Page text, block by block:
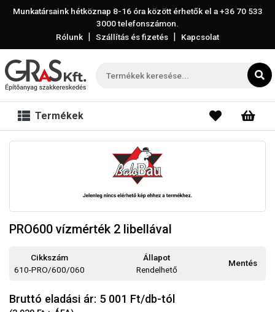
Munkatársaink hétköznap 8-16 óra között érhetők el a+36 70 533
3000telefonszámon.
Rólunk | Szállítás és fizetés | Kapcsolat
Termékek
PRO600 vízmérték 2 libellával
Cikkszám
610-PRO/600/060
Állapot
Rendelhető
Mentés
Bruttó eladási ár: 5 001 Ft/db-tól